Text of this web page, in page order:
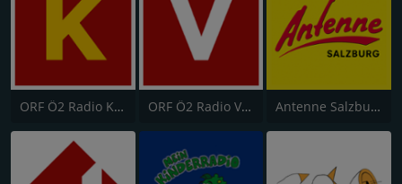
ORF Ö2 Radio Kärnten ORF Ö2 Radio Vorarlberg Antenne Salzburg